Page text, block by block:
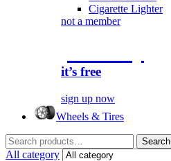
Cigarette Lighter
not a member
it’s free
sign up now
Wheels & Tires
Search
for:
Search
All category